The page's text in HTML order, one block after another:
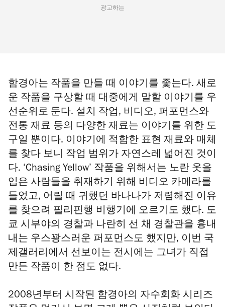
광고하는
함경아는 작품을 만들 때 이야기를 좇는다. 새로
운 작품을 구상할 때 대중에게 말할 이야기를 우
선순위로 둔다. 설치 작업, 비디오, 퍼포먼스와
전통 재료 등의 다양한 재료는 이야기를 위한 도
구일 뿐이다. 이야기에 적합한 표현 재료와 매체
를 찾다 보니 작업 범위가 자연스레 넓어진 것이
다. ‘Chasing Yellow’ 작품을 위해서는 노란 옷을
입은 사람들을 취재하기 위해 비디오 카메라를
들었고, 어릴 때 귀했던 바나나가 저렴해진 이유
를 찾으려 필리핀행 비행기에 오르기도 했다. 도
쿄 시부야의 경찰과 나란히 선 채 경찰관을 흉내
내는 우스꽝스러운 퍼포먼스도 했지만, 이번 국
제갤러리에서 선보이는 전시에는 그녀가 직접
만든 작품이 한 점도 없다.
2008년부터 시작된 함경아의 자수회화 시리즈